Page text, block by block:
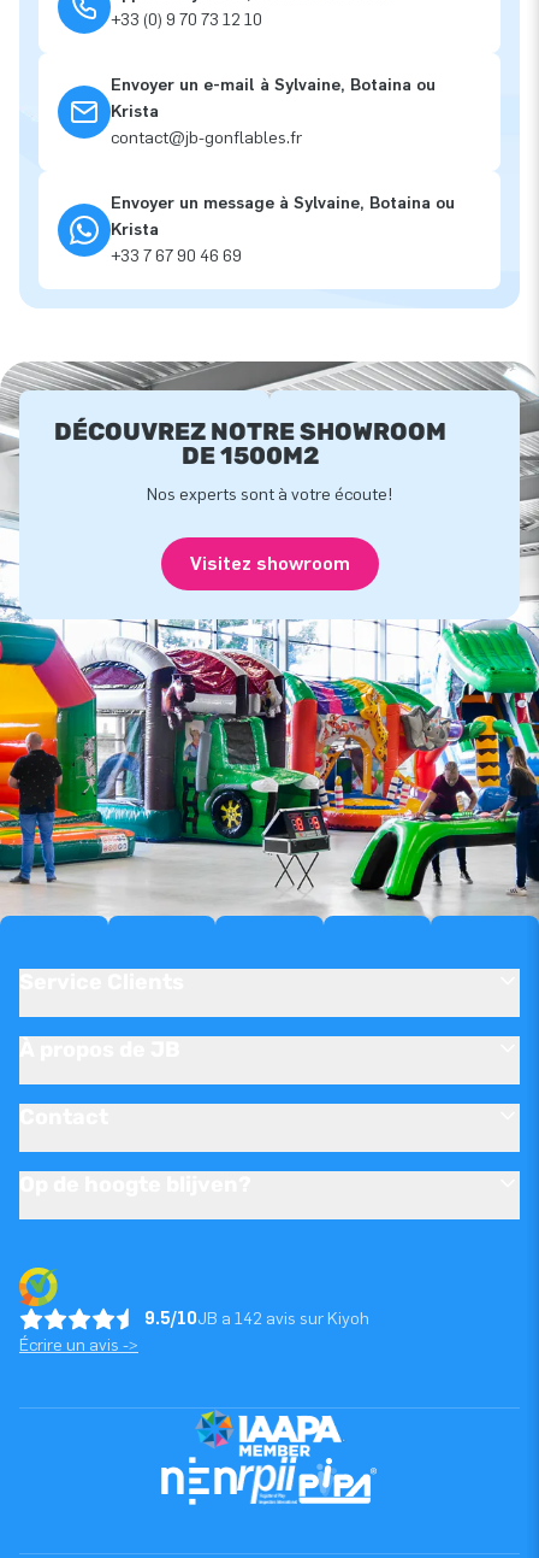
+33 (0) 9 70 73 12 10
Envoyer un e-mail à Sylvaine, Botaina ou
Krista
contact@jb-gonflables.fr
Envoyer un message à Sylvaine, Botaina ou
Krista
+33 7 67 90 46 69
DÉCOUVREZ NOTRE SHOWROOM
DE 1500M2
Nos experts sont à votre écoute!
Visitez showroom
9.5/10JB a 142 avis sur Kiyoh
Écrire un avis ->